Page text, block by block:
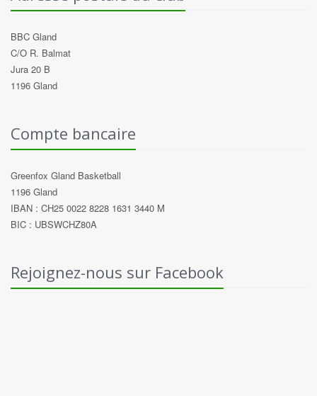
BBC Gland
C/O R. Balmat
Jura 20 B
1196 Gland
Compte bancaire
Greenfox Gland Basketball
1196 Gland
IBAN : CH25 0022 8228 1631 3440 M
BIC : UBSWCHZ80A
Rejoignez-nous sur Facebook